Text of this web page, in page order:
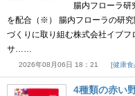
腸内フローラ研
を配合（※） 腸内フローラの研
づくりに取り組む株式会社イブ
サ……
2026年08月06日 18：21 健康食
4種類の赤い